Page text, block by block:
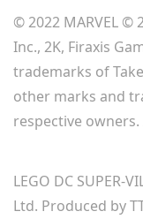
© 2022 MARVEL ©
Inc., 2K, Firaxis
trademarks of
other marks and
respective
LEGO DC SUPER-
Ltd. Produced by